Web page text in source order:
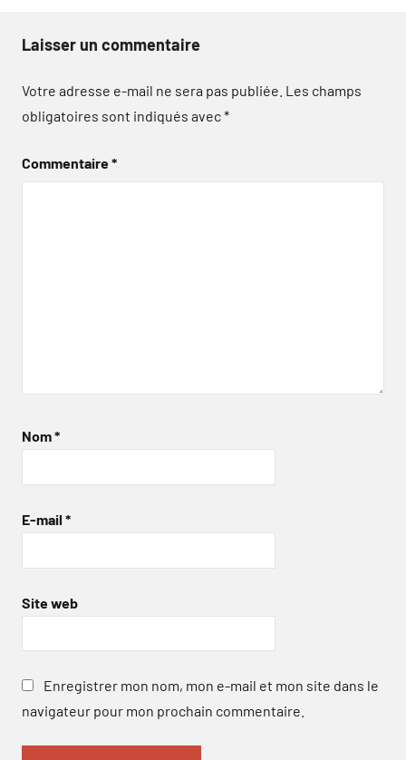
Laisser un commentaire
Votre adresse e-mail ne sera pas publiée. Les champs
obligatoires sont indiqués avec*
Commentaire*
Nom*
E-mail *
Site web
Enregistrer mon nom, mon e-mail et mon site dans le
navigateur pour mon prochain commentaire.